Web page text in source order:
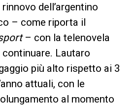
dell’argentino
– come riporta il
– con la telenovela
Lautaro
più alto rispetto ai 3
attuali, con le
al momento